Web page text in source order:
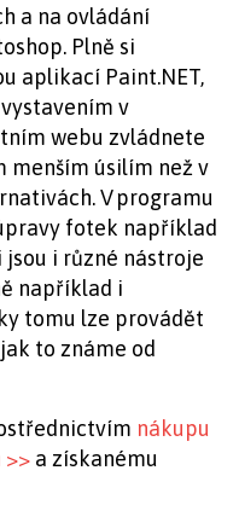
a na ovládání
Plně si
aplikací Paint.NET,
v
webu zvládnete
menším úsilím než v
V programu
fotek například
jsou i různé nástroje
například i
tomu lze provádět
to známe od
nákupu
>> a získanému